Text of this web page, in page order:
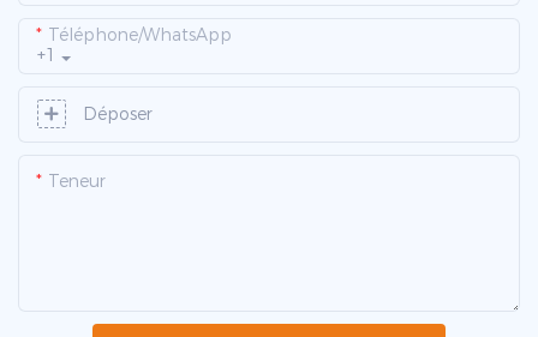
+1
Téléphone/WhatsApp
Déposer
Teneur